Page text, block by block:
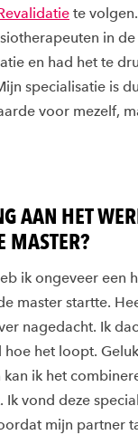
te
in
en had het te
specialisatie is
voor mezelf,
AAN HET
MASTER?
ik ongeveer een
master startte.
nagedacht. Ik
hoe het loopt.
ik het
Ik vond deze
mijn partner